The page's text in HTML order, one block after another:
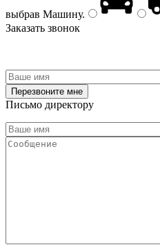
выбрав Машину.
Заказать звонок
Письмо директору